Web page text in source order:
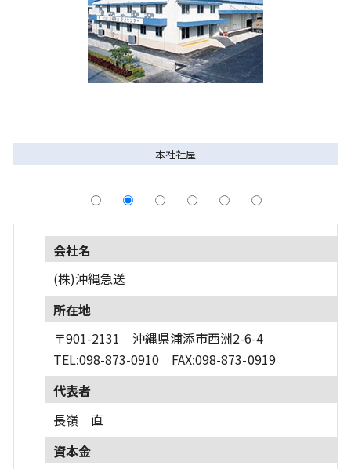
導入事例
採用情報
English本社社屋
会社名
(株)沖縄急送
所在地
〒901-2131 沖縄県浦添市西洲2-6-4
TEL:098-873-0910 FAX:098-873-0919
代表者
長嶺 直
資本金